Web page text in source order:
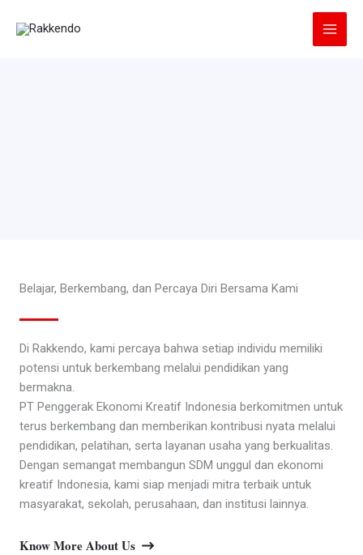
Belajar, Berkembang, dan Percaya Diri Bersama Kami
Di Rakkendo, kami percaya bahwa setiap individu memiliki
potensi untuk berkembang melalui pendidikan yang
bermakna.
PT Penggerak Ekonomi Kreatif Indonesia berkomitmen untuk
terus berkembang dan memberikan kontribusi nyata melalui
pendidikan, pelatihan, serta layanan usaha yang berkualitas.
Dengan semangat membangun SDM unggul dan ekonomi
kreatif Indonesia, kami siap menjadi mitra terbaik untuk
masyarakat, sekolah, perusahaan, dan institusi lainnya.
Know More About Us